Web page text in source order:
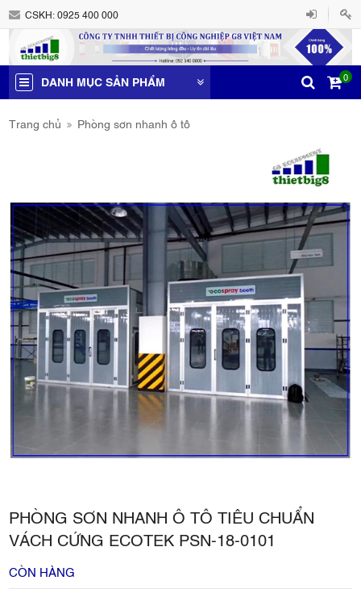
CSKH:0925 400 000
DANH MỤC SẢN PHẨM 0
Trang chủ Phòng sơn nhanh ô tô
PHÒNG SƠN NHANH Ô TÔ TIÊU CHUẨN
VÁCH CỨNG ECOTEK PSN-18-0101
CÒN HÀNG